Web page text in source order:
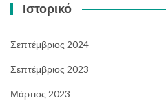
Ιστορικό
Σεπτέμβριος 2024
Σεπτέμβριος 2023
Μάρτιος 2023